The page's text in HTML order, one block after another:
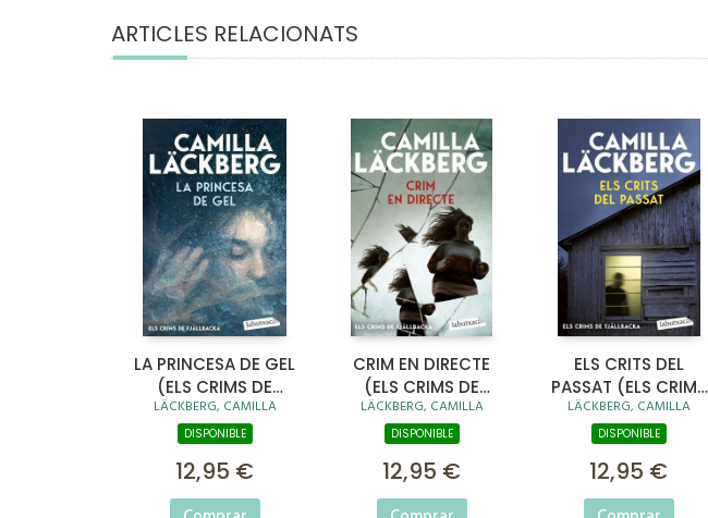
ARTICLES RELACIONATS
LA PRINCESA DE GEL
(ELS CRIMS DE
FJÄLLBACKA)
LÄCKBERG, CAMILLA
DISPONIBLE
12,95 €
CRIM EN DIRECTE
(ELS CRIMS DE
FJÄLLBACKA)
LÄCKBERG, CAMILLA
DISPONIBLE
12,95 €
ELS CRITS DEL
PASSAT (ELS CRIMS
DE FJÄLLBACKA)
LÄCKBERG, CAMILLA
DISPONIBLE
12,95 €